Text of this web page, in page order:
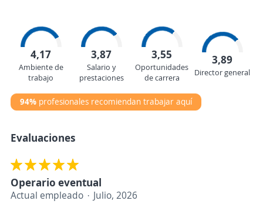
4,17
Ambiente de
trabajo
3,87
Salario y
prestaciones
3,55
Oportunidades
de carrera
3,89
Director general
94% profesionales recomiendan trabajar aquí
Evaluaciones
Operario eventual
Actual empleado Julio, 2026